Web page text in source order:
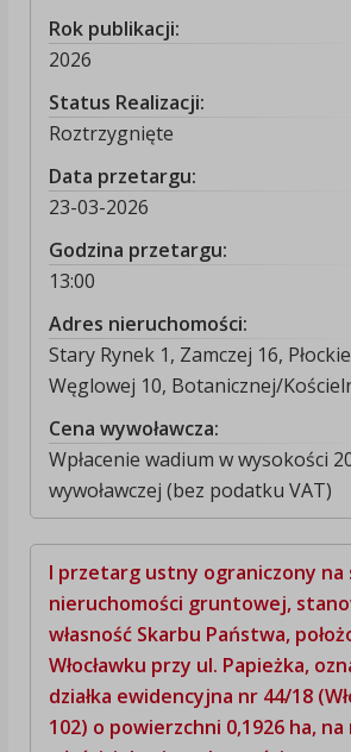
Rok publikacji:
2026
Status Realizacji:
Roztrzygnięte
Data przetargu:
23-03-2026
Godzina przetargu:
13:00
Adres nieruchomości:
Stary Rynek 1, Zamczej 16,
Węglowej 10, Botanicznej/
Cena wywoławcza:
Wpłacenie wadium w wysokości
wywoławczej (bez podatku VAT)
I przetarg ustny ograniczony na
nieruchomości gruntowej,
własność Skarbu Państwa,
Włocławku przy ul. Papieżka,
działka ewidencyjna nr 44/18
102) o powierzchni 0,1926 ha, na